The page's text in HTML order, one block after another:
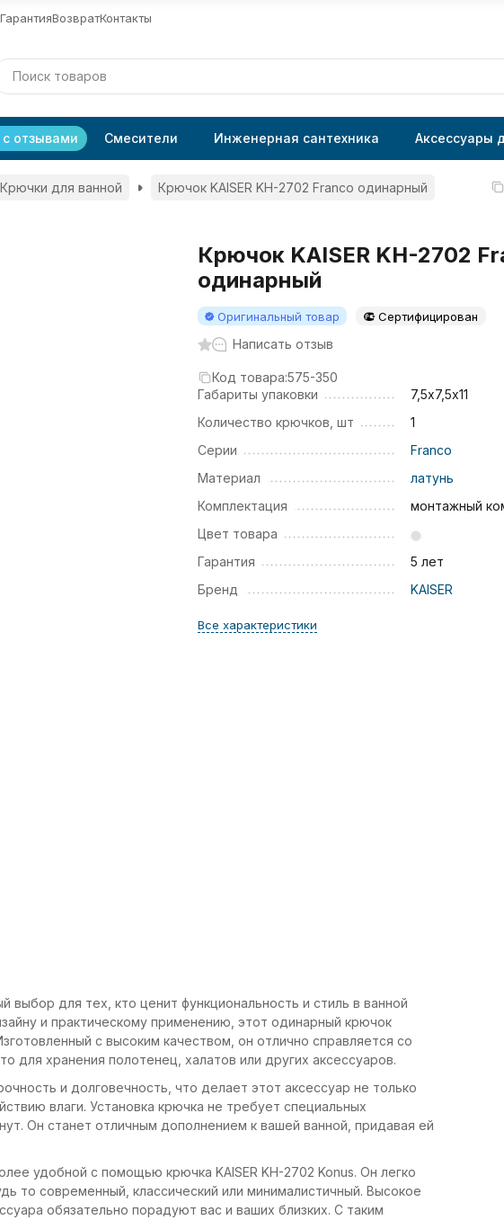
ГарантияВозвратКонтакты
отзывами Смесители Инженерная сантехника Аксессуары
Крючки для ванной Крючок KAISER KH-2702 Franco одинарный
Крючок KAISER KH-2702
одинарный
Оригинальный товар Сертифицирован
Написать отзыв
Код товара:575-350
Габариты упаковки
7,5х7,5х11
Количество крючков, шт
1
Серии
Franco
Материал
латунь
Комплектация
монтажный
Цвет товара
Гарантия
5 лет
Бренд
KAISER
Все характеристики
выбор для тех, кто ценит функциональность и стиль в ванной
и практическому применению, этот одинарный крючок
с высоким качеством, он отлично справляется со
для хранения полотенец, халатов или других аксессуаров.
и долговечность, что делает этот аксессуар не только
влаги. Установка крючка не требует специальных
Он станет отличным дополнением к вашей ванной, придавая ей
удобной с помощью крючка KAISER KH-2702 Konus. Он легко
то современный, классический или минималистичный. Высокое
обязательно порадуют вас и ваших близких. С таким